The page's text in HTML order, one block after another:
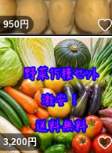
950円
3,200円